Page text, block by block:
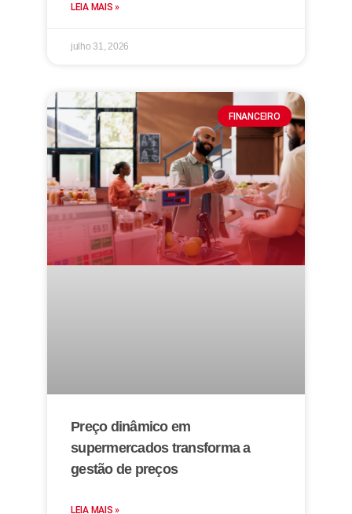
LEIA MAIS »
julho 31, 2026
FINANCEIRO
Preço dinâmico em
supermercados transforma a
gestão de preços
LEIA MAIS »